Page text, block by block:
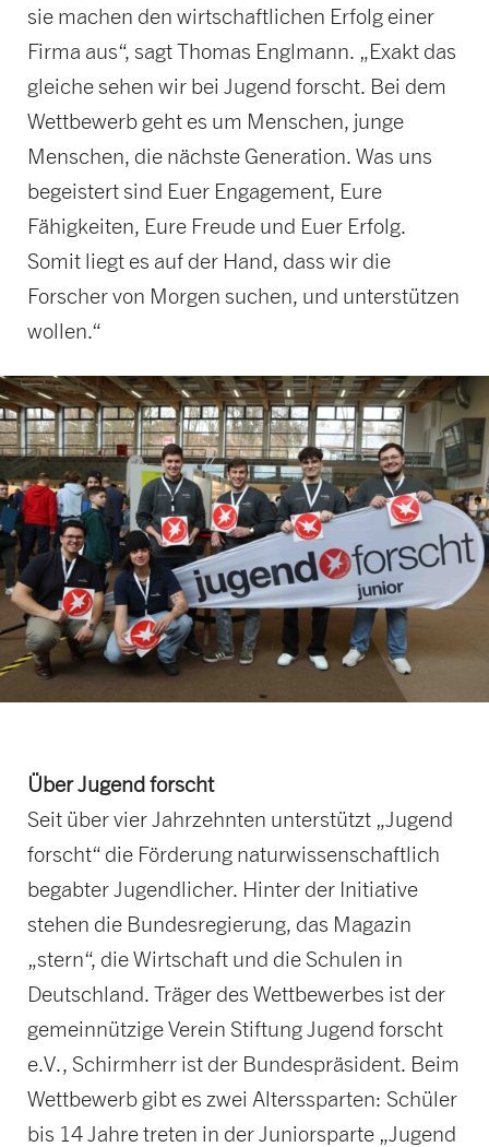
sie machen den wirtschaftlichen Erfolg einer
Firma aus“, sagt Thomas Englmann. „Exakt das
gleiche sehen wir bei Jugend forscht. Bei dem
Wettbewerb geht es um Menschen, junge
Menschen, die nächste Generation. Was uns
begeistert sind Euer Engagement, Eure
Fähigkeiten, Eure Freude und Euer Erfolg.
Somit liegt es auf der Hand, dass wir die
Forscher von Morgen suchen, und unterstützen
wollen.“
Über Jugend forscht
Seit über vier Jahrzehnten unterstützt „Jugend
forscht“ die Förderung naturwissenschaftlich
begabter Jugendlicher. Hinter der Initiative
stehen die Bundesregierung, das Magazin
„stern“, die Wirtschaft und die Schulen in
Deutschland. Träger des Wettbewerbes ist der
gemeinnützige Verein Stiftung Jugend forscht
e.V., Schirmherr ist der Bundespräsident. Beim
Wettbewerb gibt es zwei Alterssparten: Schüler
bis 14 Jahre treten in der Juniorsparte „Jugend